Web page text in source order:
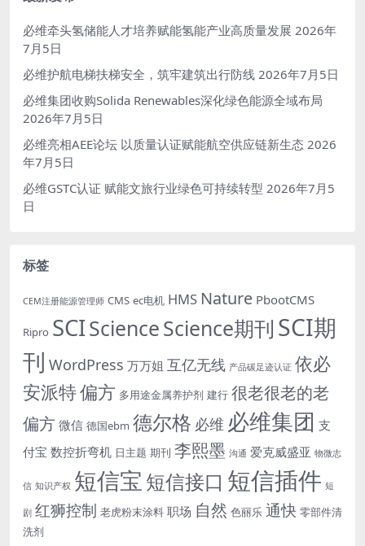
必维牵头氢储能人才培养赋能氢能产业高质量发展 2026年
7月5日
必维护航电梯扶梯安全，筑牢建筑出行防线 2026年7月5日
必维集团收购Solida Renewables深化绿色能源全域布局
2026年7月5日
必维亮相AEE论坛 以质量认证赋能航空供应链新生态 2026
年7月5日
必维GSTC认证 赋能文旅行业绿色可持续转型 2026年7月5
日
标签
CEM注册能源管理师 CMS ec电机 HMS Nature PbootCMS
Ripro SCIScienceScience期刊 SCI期
刊 WordPress 万万姐 互亿无线 产品碳足迹认证 依必
安派特偏方 多用途金属养护剂 建行 很老很老的老
偏方 微信 德国ebm 德尔格 必维 必维集团 支
付宝 数控折弯机 日主题 期刊 李熙墨 沟通 爱克威盛亚 物微志
信 知识产权 短信宝 短信接口 短信插件 短
剧 红狮控制 老虎粉末涂料 职场 自然 色丽乐 通快 零部件清
洗剂